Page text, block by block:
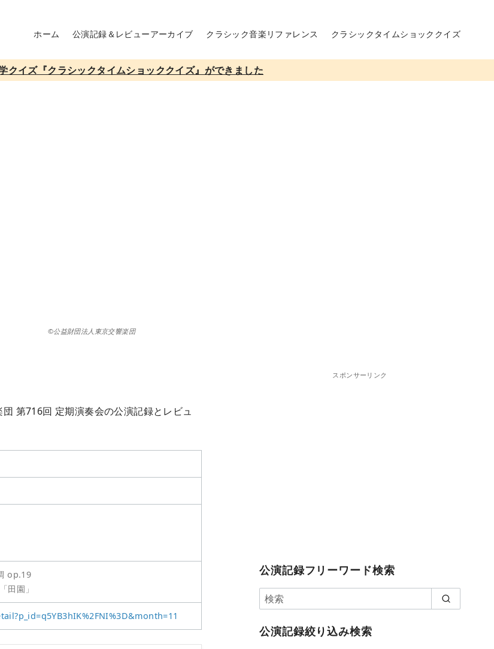
ホーム 公演記録＆レビューアーカイブ クラシック音楽リファレンス クラシックタイムショッククイズ
クイズ『クラシックタイムショッククイズ』ができました
©公益財団法人東京交響楽団
第716回 定期演奏会の公演記録とレビュ
op.19
「田園」
スポンサーリンク
公演記録フリーワード検索
公演記録絞り込み検索